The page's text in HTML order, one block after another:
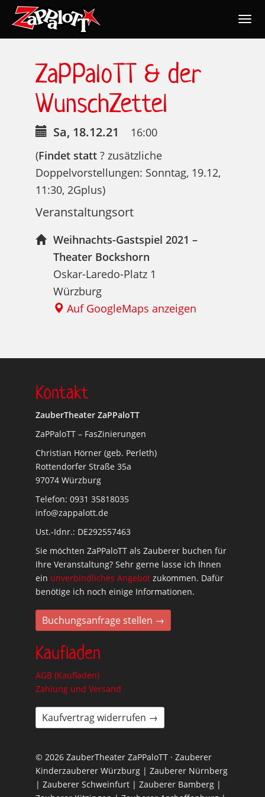
ZaPPaloTT & der
WunschZettel
Sa, 18.12.21
16:00
(Findet statt ? zusätzliche
Doppelvorstellungen: Sonntag, 19.12,
11:30, 2Gplus)
Veranstaltungsort
Weihnachts-Gastspiel 2021 –
Theater Bockshorn
Oskar-Laredo-Platz 1
Würzburg
Auf GoogleMaps anzeigen
Kontakt
ZauberTheater ZaPPaloTT
ZaPPaloTT – FasZinierungen
Christian Hörner (geb. Perleth)
Rottendorfer Straße 35a
97074 Würzburg
Telefon: 0931 35818035
info@zappalott.de
Ust.-Idnr.: DE292557463
Sie möchten ZaPPaloTT als Zauberer buchen für
Ihre Veranstaltung? Sehr gerne lasse ich Ihnen
ein unverbindliches Angebot zukommen. Dafür
benötige ich noch einige Informationen.
Buchungsanfrage stellen →
Kaufladen
AGB (Kaufladen)
Zahlung und Versand
Kaufvertrag widerrufen →
© 2026 ZauberTheater ZaPPaloTT · Zauberer
Kinderzauberer Würzburg | Zauberer Nürnberg
| Zauberer Schweinfurt | Zauberer Bamberg |